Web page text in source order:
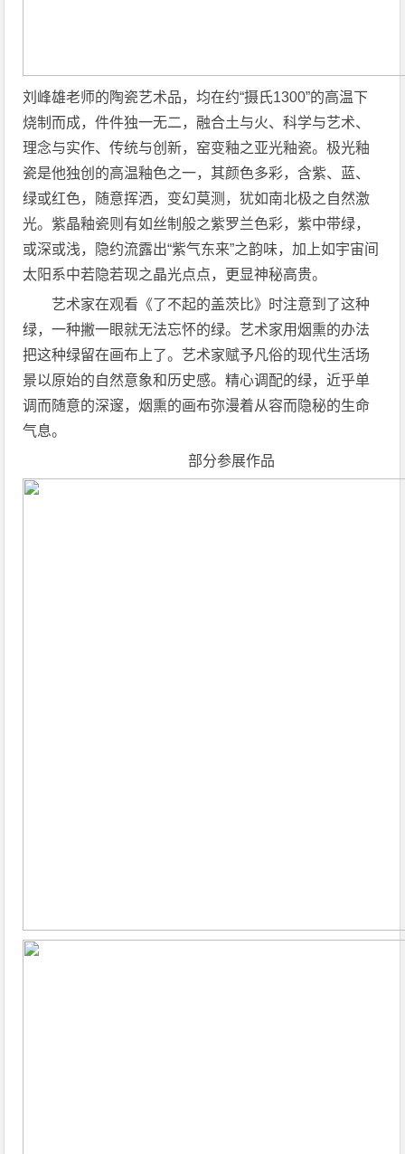
刘峰雄老师的陶瓷艺术品，均在约“摄氏1300”的高温下
烧制而成，件件独一无二，融合土与火、科学与艺术、
理念与实作、传统与创新，窑变釉之亚光釉瓷。极光釉
瓷是他独创的高温釉色之一，其颜色多彩，含紫、蓝、
绿或红色，随意挥洒，变幻莫测，犹如南北极之自然激
光。紫晶釉瓷则有如丝制般之紫罗兰色彩，紫中带绿，
或深或浅，隐约流露出“紫气东来”之韵味，加上如宇宙间
太阳系中若隐若现之晶光点点，更显神秘高贵。
艺术家在观看《了不起的盖茨比》时注意到了这种
绿，一种撇一眼就无法忘怀的绿。艺术家用烟熏的办法
把这种绿留在画布上了。艺术家赋予凡俗的现代生活场
景以原始的自然意象和历史感。精心调配的绿，近乎单
调而随意的深邃，烟熏的画布弥漫着从容而隐秘的生命
气息。
部分参展作品